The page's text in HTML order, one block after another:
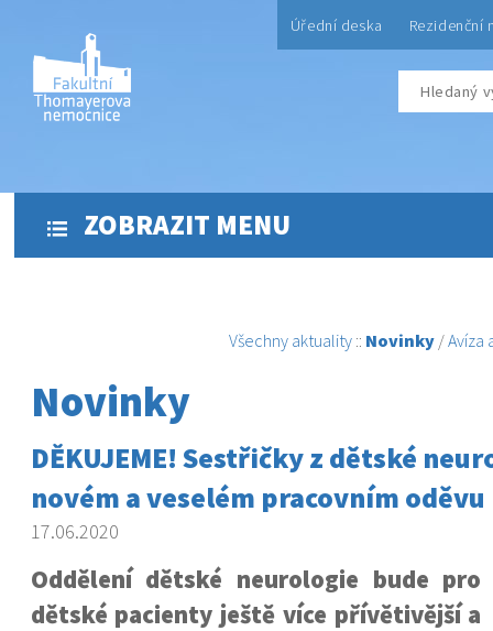
Úřední deska Rezidenční
ZOBRAZIT MENU
Všechny aktuality :: Novinky /Avíza
Novinky
DĚKUJEME! Sestřičky z dětské
novém a veselém pracovním oděvu
17.06.2020
Oddělení dětské neurologie bude pro
dětské pacienty ještě více přívětivější a